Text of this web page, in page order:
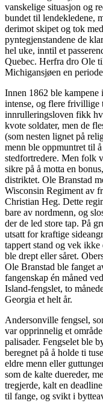
vanskelige situasjon og
bundet til lendekledene,
derimot skipet og tok
pyntegjenstandene de
hel uke, inntil et
Quebec. Herfra dro Ole
Michigansjøen en
Innen 1862 ble kampene
intense, og flere frivillige
innrulleringsloven fikk
kvote soldater, men de
(som nesten lignet på
menn ble oppmuntret til
stedfortredere. Men folk
sikre på å motta en
distriktet. Ole Branstad
Wisconsin Regiment av
Christian Heg. Dette
bare av nordmenn, og
der de led store tap. På
utsatt for kraftige
tappert stand og vek
ble drept eller såret.
Ole Branstad ble fanget
fangenskap én måned
Island-fengslet, to
Georgia et helt år.
Andersonville fengsel,
var opprinnelig et
palisader. Fengselet ble
beregnet på å holde ti
eldre menn eller
som de kalte duereder,
tregjerde, kalt en
til fange, og svikt i